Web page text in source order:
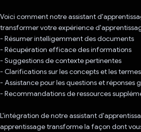
Voici comment notre assistant
transformer votre expérience
- Résumer intelligemment des documents
- Récupération efficace des informations
- Suggestions de contexte pertinentes
- Clarifications sur les concepts et les termes
- Assistance pour les questions et réponses
- Recommandations de ressources
L'intégration de notre assistant
apprentissage transforme la façon dont